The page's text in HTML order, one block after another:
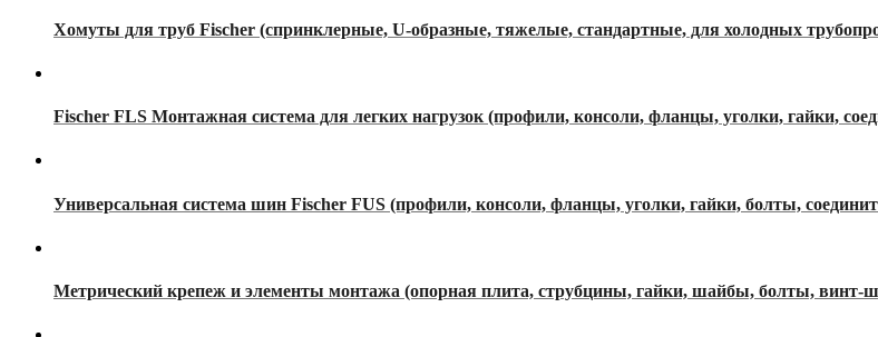
Хомуты для труб Fischer (спринклерные, U-образные, тяжелые, стандартные, для холодных
Fischer FLS Монтажная система для легких нагрузок (профили, консоли, фланцы, уголки, гайки,
Универсальная система шин Fischer FUS (профили, консоли, фланцы, уголки, гайки, болты,
Метрический крепеж и элементы монтажа (опорная плита, струбцины, гайки, шайбы, болты, винт-